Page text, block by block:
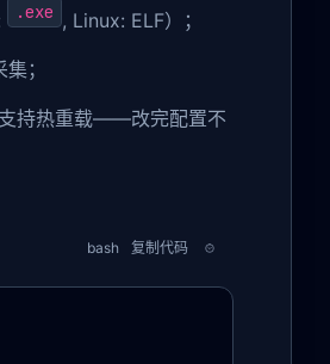
.exe , Linux: ELF）；
；
持热重载——改完配置不
bash 复制代码